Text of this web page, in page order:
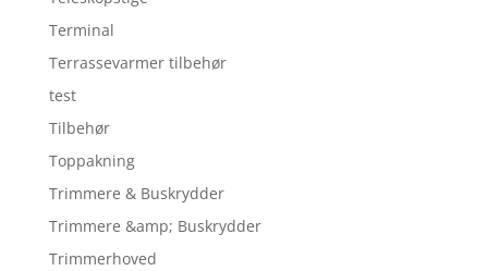
Terminal
Terrassevarmer tilbehør
test
Tilbehør
Toppakning
Trimmere & Buskrydder
Trimmere &amp; Buskrydder
Trimmerhoved